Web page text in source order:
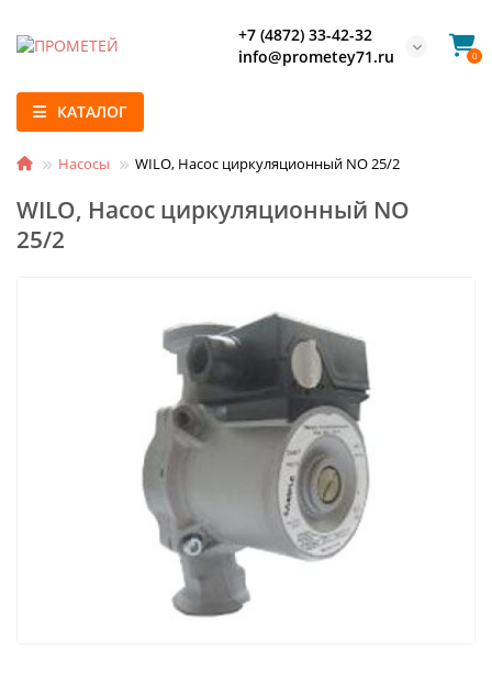
+7 (4872) 33-42-32
info@prometey71.ru
0
КАТАЛОГ
Насосы WILO, Насос циркуляционный NO 25/2
WILO, Насос циркуляционный NO
25/2